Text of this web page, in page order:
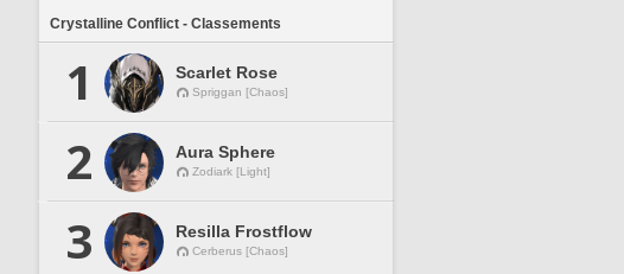
Crystalline Conflict - Classements
1 Scarlet Rose
Spriggan [Chaos]
2 Aura Sphere
Zodiark [Light]
3 Resilla Frostflow
Cerberus [Chaos]